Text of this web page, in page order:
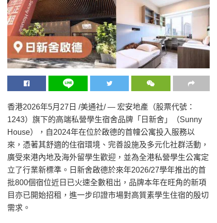
香港2026年5月27日 /美通社/ — 宏安地產（股票代號：
1243）旗下的高端私營學生宿舍品牌「日新舍」（Sunny
House），自2024年在位於啟德的首幢公寓投入服務以
來，憑著其舒適的住宿環境、完善設施及多元化社群活動，
廣受來港內地及海外留學生歡迎，並為全港私營學生公寓定
立了行業新標準。日新舍啟德於來年2026/27學年推出的首
批800個宿位近日已火速全數租出，品牌本年在旺角的新項
目亦已開始招租，進一步印證市場對高質素學生住宿的殷切
需求。